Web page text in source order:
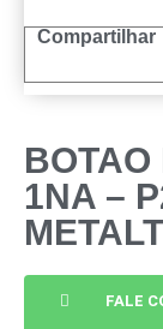
BOTAO
1NA –
FALE
Compartilhar